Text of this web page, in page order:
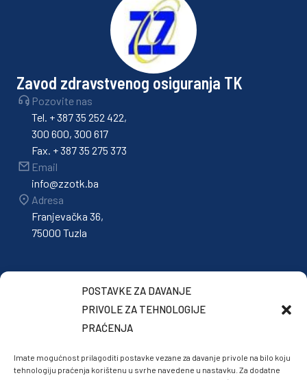
POSTAVKE ZA DAVANJE
PRIVOLE ZA TEHNOLOGIJE
PRAĆENJA
Imate mogućnost prilagoditi postavke vezane za davanje privole na bilo koju
tehnologiju praćenja korištenu u svrhe navedene u nastavku. Za dodatne
Zavod zdravstvenog osiguranja TK
Pozovite nas
Tel. + 387 35 252 422,
300 600, 300 617
Fax. + 387 35 275 373
Email
info@zzotk.ba
Adresa
Franjevačka 36,
75000 Tuzla